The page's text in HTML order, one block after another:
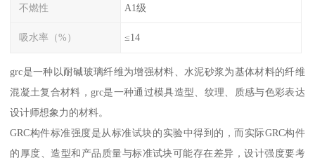
不燃性 A1级
吸水率（%） ≤14
grc是一种以耐碱玻璃纤维为增强材料、水泥砂浆为基体材料的纤维
混凝土复合材料，grc是一种通过模具造型、纹理、质感与色彩表达
设计师想象力的材料。
GRC构件标准强度是从标准试块的实验中得到的，而实际GRC构件
的厚度、造型和产品质量与标准试块可能存在差异，设计强度要考